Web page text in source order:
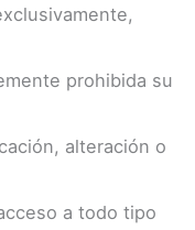
prohibida su
alteración o
a todo tipo